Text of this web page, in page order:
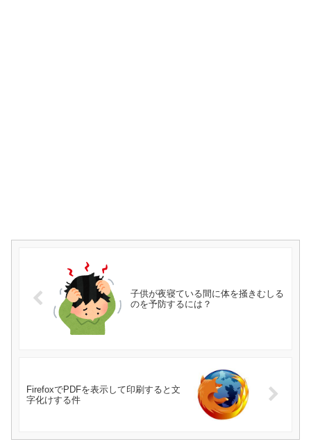
子供が夜寝ている間に体を掻きむしる
のを予防するには？
FirefoxでPDFを表示して印刷すると文
字化けする件